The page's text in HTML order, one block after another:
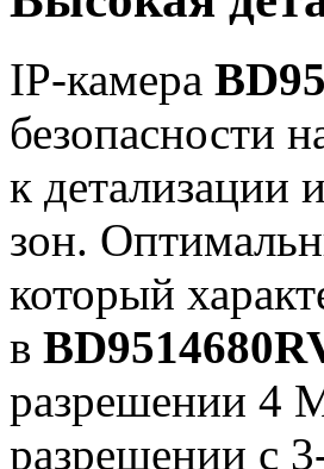
IP-камера
безопасности
к детализации
зон.
который
в
разрешении 4
разрешении с